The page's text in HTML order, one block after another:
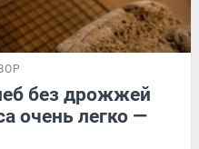
без дрожжей
очень легко —